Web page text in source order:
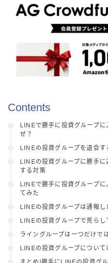
Contents
LINEで勝手に投資グループに
ぜ？
LINEの投資グループを退会す
LINEの投資グループに勝手に
する対策
LINEで勝手に投資グループに
てみた
LINEの投資グループは通報し
LINEの投資グループで荒らし
ライングループは一つだけで
LINEの投資グループについて